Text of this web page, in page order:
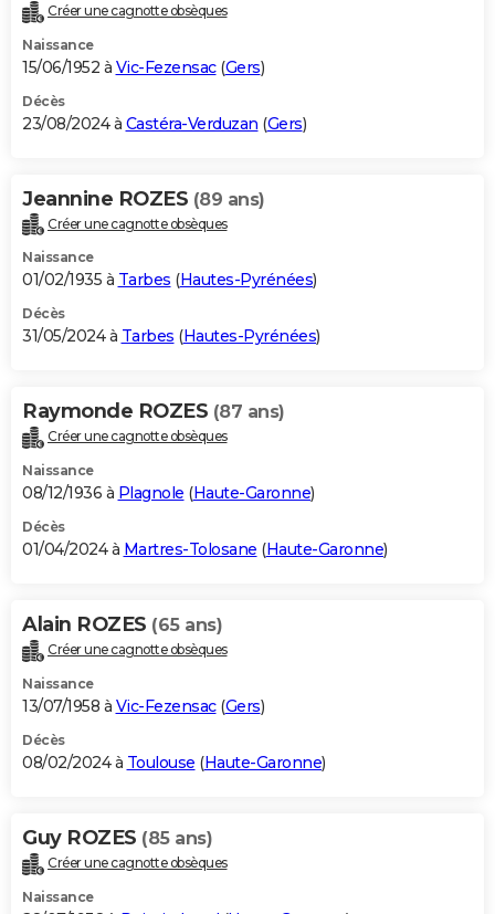
Créer une cagnotte obsèques
Naissance
15/06/1952 à Vic-Fezensac(Gers)
Décès
23/08/2024 à Castéra-Verduzan (Gers)
Jeannine ROZES (89 ans)
Créer une cagnotte obsèques
Naissance
01/02/1935 à Tarbes (Hautes-Pyrénées)
Décès
31/05/2024 à Tarbes (Hautes-Pyrénées)
Raymonde ROZES (87 ans)
Créer une cagnotte obsèques
Naissance
08/12/1936 à Plagnole (Haute-Garonne)
Décès
01/04/2024 à Martres-Tolosane (Haute-Garonne)
Alain ROZES (65 ans)
Créer une cagnotte obsèques
Naissance
13/07/1958 à Vic-Fezensac(Gers)
Décès
08/02/2024 à Toulouse (Haute-Garonne)
Guy ROZES (85 ans)
Créer une cagnotte obsèques
Naissance